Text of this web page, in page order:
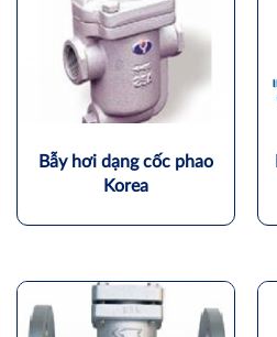
Bẫy hơi dạng cốc phao
Korea